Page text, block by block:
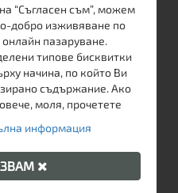
МАРКА
“Съгласен съм”, можем
добро изживяване по
пазаруване.
типове бисквитки
начина, по който Ви
съдържание. Ако
моля, прочетете
информация